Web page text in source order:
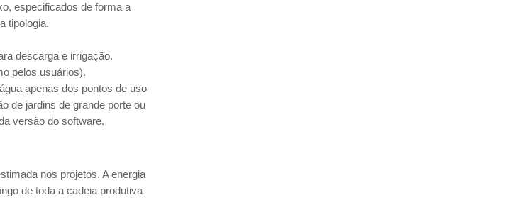
especificados de forma a
tipologia.
descarga e irrigação.
pelos usuários).
apenas dos pontos de uso
de jardins de grande porte ou
versão do software.
nos projetos. A energia
de toda a cadeia produtiva